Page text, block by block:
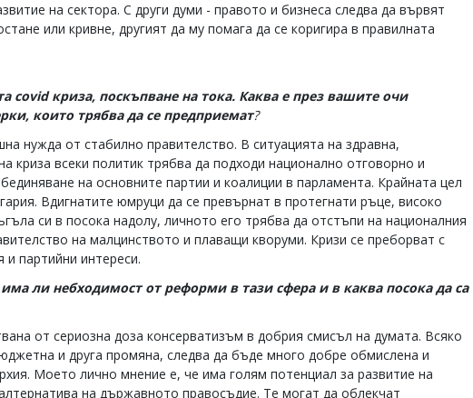
на сектора. С други думи - правото и бизнеса следва да вървят
или кривне, другият да му помага да се коригира в правилната
covid криза, поскъпване на тока. Каква е през вашите очи
които трябва да се предприемат?
нужда от стабилно правителство. В ситуацията на здравна,
криза всеки политик трябва да подходи национално отговорно и
на основните партии и коалиции в парламента. Крайната цел
Вдигнатите юмруци да се превърнат в протегнати ръце, високо
си в посока надолу, личното его трябва да отстъпи на националния
на малцинството и плаващи кворуми. Кризи се преборват с
партийни интереси.
ли небходимост от реформи в тази сфера и в каква посока да са
от сериозна доза консерватизъм в добрия смисъл на думата. Всяко
и друга промяна, следва да бъде много добре обмислена и
Моето лично мнение е, че има голям потенциал за развитие на
на държавното правосъдие. Те могат да облекчат